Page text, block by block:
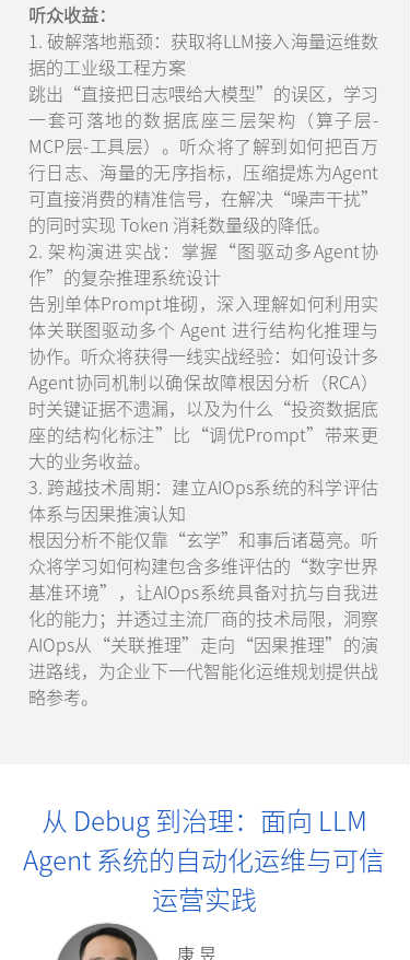
听众收益：
1. 破解落地瓶颈：获取将LLM接入海量运维数
据的工业级工程方案
跳出“直接把日志喂给大模型”的误区，学习
一套可落地的数据底座三层架构（算子层-
MCP层-工具层）。听众将了解到如何把百万
行日志、海量的无序指标，压缩提炼为Agent
可直接消费的精准信号，在解决“噪声干扰”
的同时实现 Token 消耗数量级的降低。
2. 架构演进实战：掌握“图驱动多Agent协
作”的复杂推理系统设计
告别单体Prompt堆砌，深入理解如何利用实
体关联图驱动多个 Agent 进行结构化推理与
协作。听众将获得一线实战经验：如何设计多
Agent协同机制以确保故障根因分析（RCA）
时关键证据不遗漏，以及为什么“投资数据底
座的结构化标注”比“调优Prompt”带来更
大的业务收益。
3. 跨越技术周期：建立AIOps系统的科学评估
体系与因果推演认知
根因分析不能仅靠“玄学”和事后诸葛亮。听
众将学习如何构建包含多维评估的“数字世界
基准环境”，让AIOps系统具备对抗与自我进
化的能力；并透过主流厂商的技术局限，洞察
AIOps从“关联推理”走向“因果推理”的演
进路线，为企业下一代智能化运维规划提供战
略参考。
康 昱
从 Debug 到治理：面向 LLM
Agent 系统的自动化运维与可信
运营实践